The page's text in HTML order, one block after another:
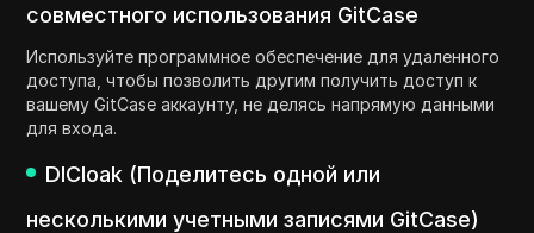
совместного использования GitCase
Используйте программное обеспечение для удаленного
доступа, чтобы позволить другим получить доступ к
вашему GitCase аккаунту, не делясь напрямую данными
для входа.
DICloak (Поделитесь одной или
несколькими учетными записями GitCase)